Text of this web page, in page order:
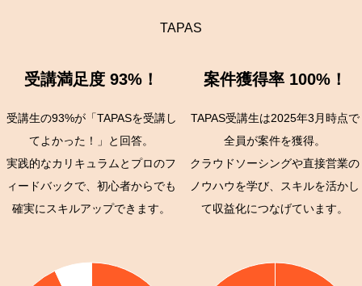
TAPAS
受講満足度 93%！
受講生の93%が「TAPASを受講し
てよかった！」と回答。
実践的なカリキュラムとプロのフ
ィードバックで、初心者からでも
確実にスキルアップできます。
案件獲得率 100%！
TAPAS受講生は2025年3月時点で
全員が案件を獲得。
クラウドソーシングや直接営業の
ノウハウを学び、スキルを活かし
て収益化につなげています。